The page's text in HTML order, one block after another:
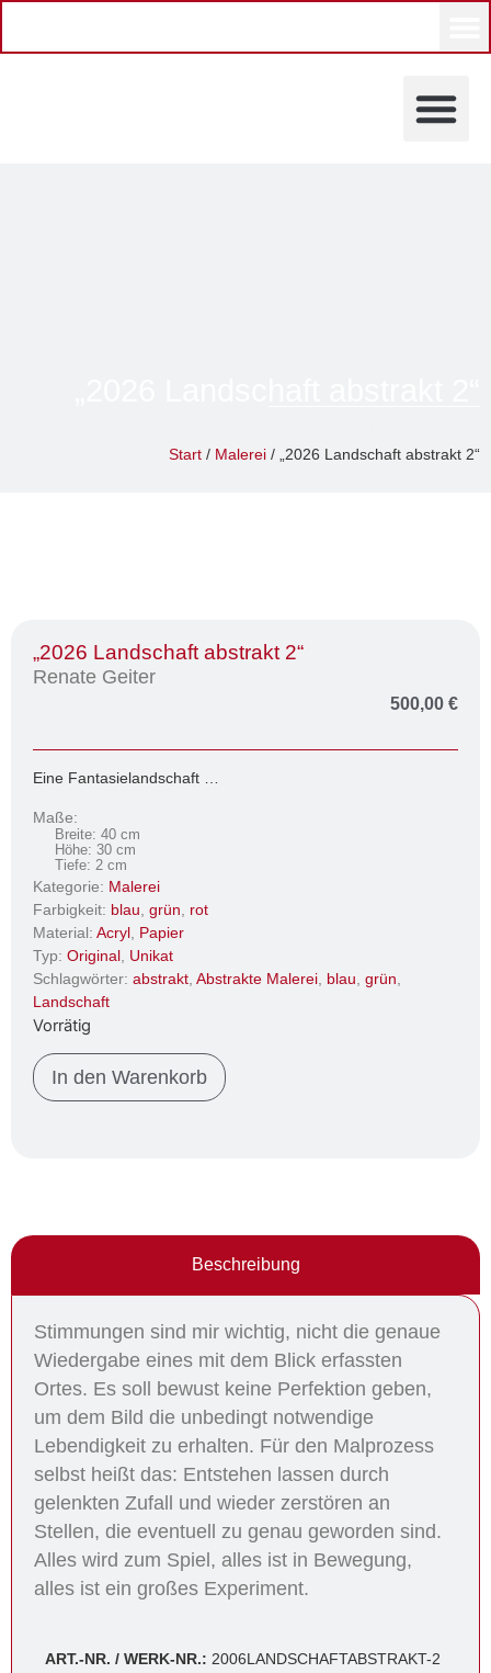
Start / Malerei / „2026 Landschaft abstrakt 2“
„2026 Landschaft abstrakt 2“
Renate Geiter
500,00 €
Eine Fantasielandschaft …
Maße:
Breite: 40 cm
Höhe: 30 cm
Tiefe: 2 cm
Kategorie: Malerei
Farbigkeit: blau grün
rot
Material: Acryl Papier
Typ: Original Unikat
Schlagwörter: abstrakt Abstrakte Malerei blau grün
Landschaft
Vorrätig
In den Warenkorb
Beschreibung
Stimmungen sind mir wichtig, nicht die genaue
Wiedergabe eines mit dem Blick erfassten
Ortes. Es soll bewust keine Perfektion geben,
um dem Bild die unbedingt notwendige
Lebendigkeit zu erhalten. Für den Malprozess
selbst heißt das: Entstehen lassen durch
gelenkten Zufall und wieder zerstören an
Stellen, die eventuell zu genau geworden sind.
Alles wird zum Spiel, alles ist in Bewegung,
alles ist ein großes Experiment.
ART.-NR. / WERK-NR.: 2006LANDSCHAFTABSTRAKT-2